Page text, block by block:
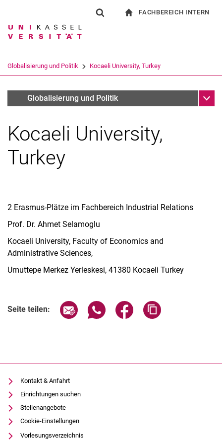
Springe direkt zu: Inhalt
Springe direkt zu: Suche
Springe direkt zu:
Suchbegriff
Suchen (öffnet externen Link in einem
FACHBEREICH INTERN
Globalisierung und Politik Kocaeli University, Turkey
Austauschprogramme
Globalisierung und Politik
Kocaeli University,
Turkey
2 Erasmus-Plätze im Fachbereich Industrial Relations
Prof. Dr. Ahmet Selamoglu
Kocaeli University, Faculty of Economics and
Administrative Sciences,
Umuttepe Merkez Yerleskesi, 41380 Kocaeli Turkey
Seite teilen: Seite über E-Mail teilen
Seite über WhatsApp teilen
Seite über Facebook
Kontakt & Anfahrt
Einrichtungen suchen
Stellenangebote
Cookie-Einstellungen
Vorlesungsverzeichnis